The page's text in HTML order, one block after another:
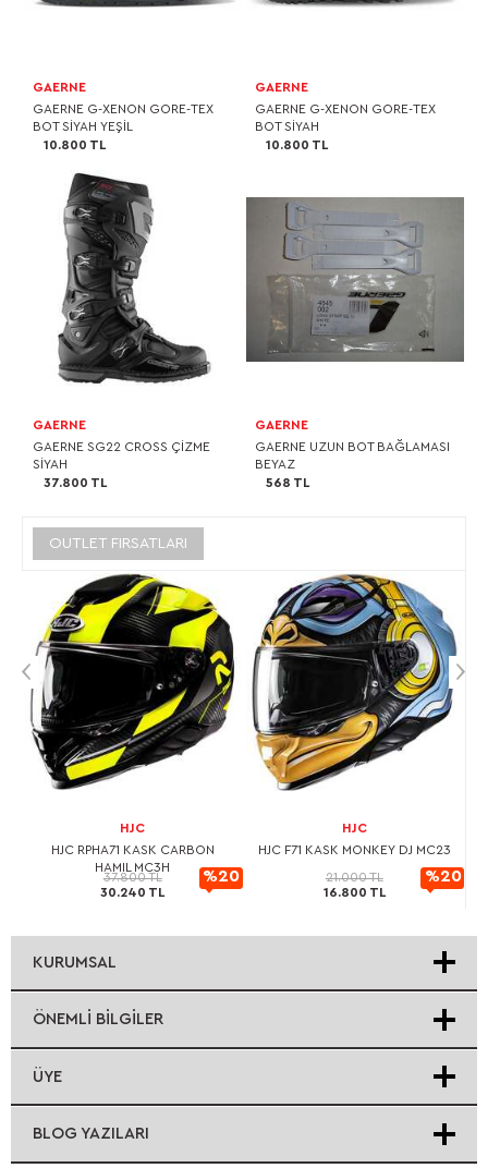
GAERNE
GAERNE G-XENON GORE-TEX
BOT SİYAH YEŞİL
10.800 TL
GAERNE
GAERNE G-XENON GORE-TEX
BOT SİYAH
10.800 TL
GAERNE
GAERNE SG22 CROSS ÇİZME
SİYAH
37.800 TL
GAERNE
GAERNE UZUN BOT BAĞLAMASI
BEYAZ
568 TL
OUTLET FIRSATLARI
HJC
HJC RPHA71 KASK CARBON
HAMIL MC3H
37.800 TL
30.240 TL
%20
indirimli
HJC
HJC F71 KASK MONKEY DJ MC23
21.000 TL
16.800 TL
%20
indirimli
KURUMSAL
ÖNEMLI BILGILER
ÜYE
BLOG YAZILARI